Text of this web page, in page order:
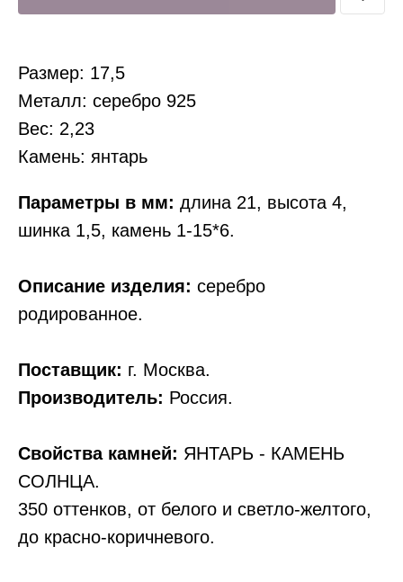
Параметры в мм: длина 21, высота 4,
шинка 1,5, камень 1-15*6.
Описание изделия: серебро
родированное.
Поставщик: г. Москва.
Производитель: Россия.
Свойства камней: ЯНТАРЬ - КАМЕНЬ
СОЛНЦА.
350 оттенков, от белого и светло-желтого,
до красно-коричневого.
Размер: 17,5
Металл: серебро 925
Вес: 2,23
Камень: янтарь